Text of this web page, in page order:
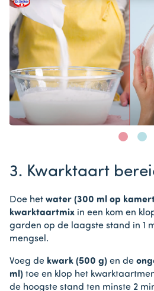
of
3. Kwarktaart
Doe het water (300 ml op
kwarktaartmix in een kom en
garden op de laagste stand in 1
mengsel.
Voeg de kwark (500 g) en de
ml) toe en klop het
de hoogste stand ten minste 2